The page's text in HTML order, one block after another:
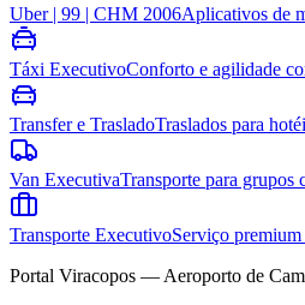
Uber | 99 | CHM 2006Aplicativos de
Táxi ExecutivoConforto e agilidade
Transfer e TrasladoTraslados para
Van ExecutivaTransporte para
Transporte ExecutivoServiço
Portal Viracopos — Aeroporto de